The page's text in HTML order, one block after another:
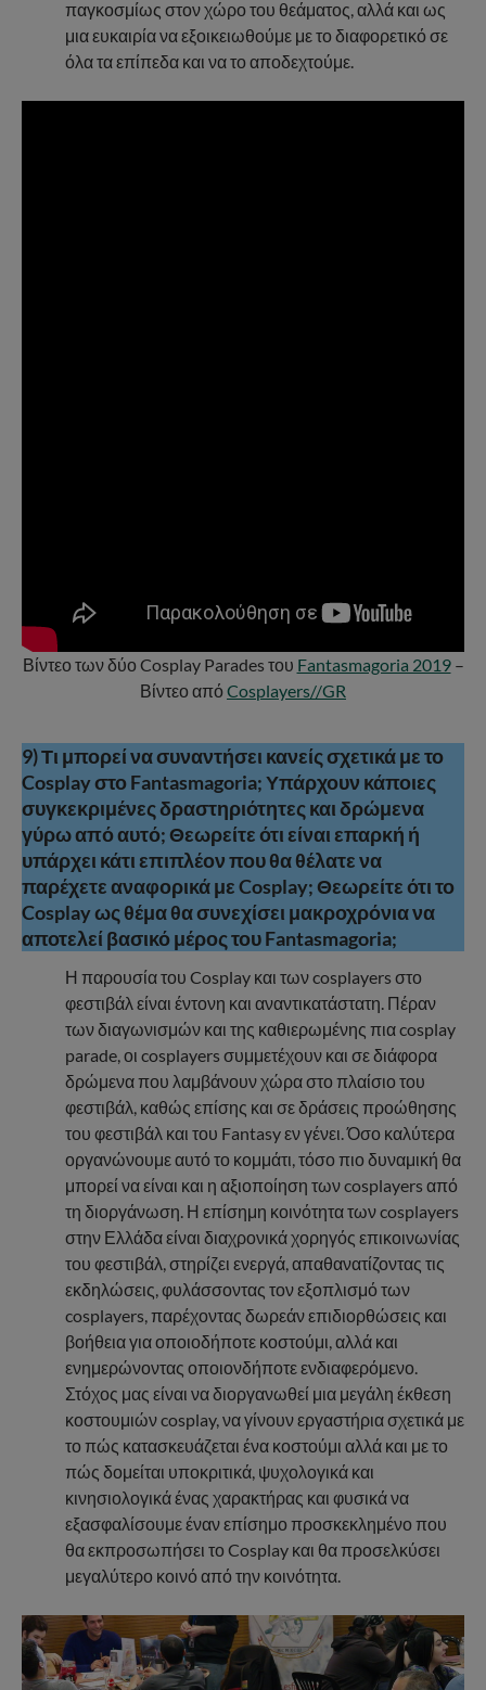
παγκοσμίως στον χώρο του θεάματος, αλλά και ως
μια ευκαιρία να εξοικειωθούμε με το διαφορετικό σε
όλα τα επίπεδα και να το αποδεχτούμε.
Βίντεο των δύο Cosplay Parades του Fantasmagoria 2019–
Βίντεο από Cosplayers//GR
9) Τι μπορεί να συναντήσει κανείς σχετικά με το
Cosplay στο Fantasmagoria; Υπάρχουν κάποιες
συγκεκριμένες δραστηριότητες και δρώμενα
γύρω από αυτό; Θεωρείτε ότι είναι επαρκή ή
υπάρχει κάτι επιπλέον που θα θέλατε να
παρέχετε αναφορικά με Cosplay; Θεωρείτε ότι το
Cosplay ως θέμα θα συνεχίσει μακροχρόνια να
αποτελεί βασικό μέρος του Fantasmagoria;
Η παρουσία του Cosplay και των cosplayers στο
φεστιβάλ είναι έντονη και αναντικατάστατη. Πέραν
των διαγωνισμών και της καθιερωμένης πια cosplay
parade, οι cosplayers συμμετέχουν και σε διάφορα
δρώμενα που λαμβάνουν χώρα στο πλαίσιο του
φεστιβάλ, καθώς επίσης και σε δράσεις προώθησης
του φεστιβάλ και του Fantasy εν γένει. Όσο καλύτερα
οργανώνουμε αυτό το κομμάτι, τόσο πιο δυναμική θα
μπορεί να είναι και η αξιοποίηση των cosplayers από
τη διοργάνωση. Η επίσημη κοινότητα των cosplayers
στην Ελλάδα είναι διαχρονικά χορηγός επικοινωνίας
του φεστιβάλ, στηρίζει ενεργά, απαθανατίζοντας τις
εκδηλώσεις, φυλάσσοντας τον εξοπλισμό των
cosplayers, παρέχοντας δωρεάν επιδιορθώσεις και
βοήθεια για οποιοδήποτε κοστούμι, αλλά και
ενημερώνοντας οποιονδήποτε ενδιαφερόμενο.
Στόχος μας είναι να διοργανωθεί μια μεγάλη έκθεση
κοστουμιών cosplay, να γίνουν εργαστήρια σχετικά με
το πώς κατασκευάζεται ένα κοστούμι αλλά και με το
πώς δομείται υποκριτικά, ψυχολογικά και
κινησιολογικά ένας χαρακτήρας και φυσικά να
εξασφαλίσουμε έναν επίσημο προσκεκλημένο που
θα εκπροσωπήσει το Cosplay και θα προσελκύσει
μεγαλύτερο κοινό από την κοινότητα.